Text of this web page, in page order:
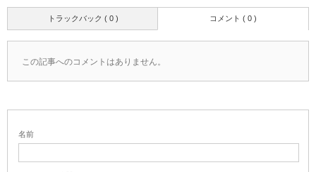
トラックバック ( 0 ) コメント ( 0 )
この記事へのコメントはありません。
名前